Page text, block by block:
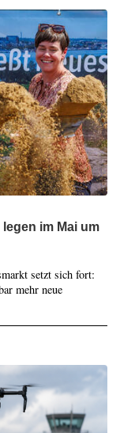
im Mai um
setzt sich fort:
mehr neue